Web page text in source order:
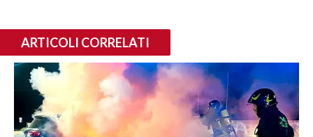
ARTICOLI CORRELATI